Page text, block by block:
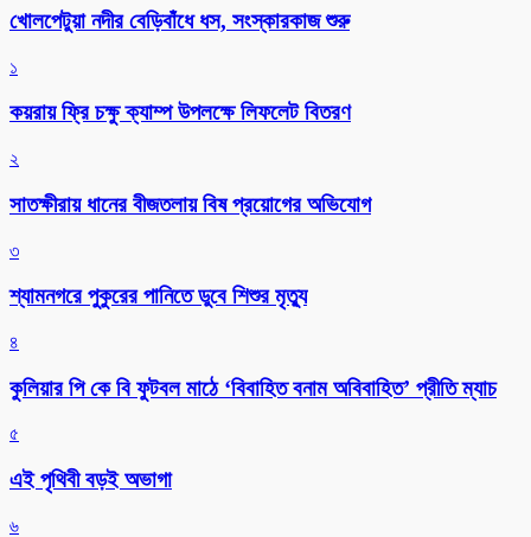
খোলপেটুয়া নদীর বেড়িবাঁধে ধস, সংস্কারকাজ শুরু
১
কয়রায় ফ্রি চক্ষু ক্যাম্প উপলক্ষে লিফলেট বিতরণ
২
সাতক্ষীরায় ধানের বীজতলায় বিষ প্রয়োগের অভিযোগ
৩
শ্যামনগরে পুকুরের পানিতে ডুবে শিশুর মৃত্যু
৪
কুলিয়ার পি কে বি ফুটবল মাঠে ‘বিবাহিত বনাম অবিবাহিত’ প্রীতি ম্যাচ
৫
এই পৃথিবী বড়ই অভাগা
৬